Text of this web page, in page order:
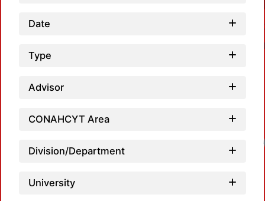
Date
Type
Advisor
CONAHCYT Area
Division/Department
University